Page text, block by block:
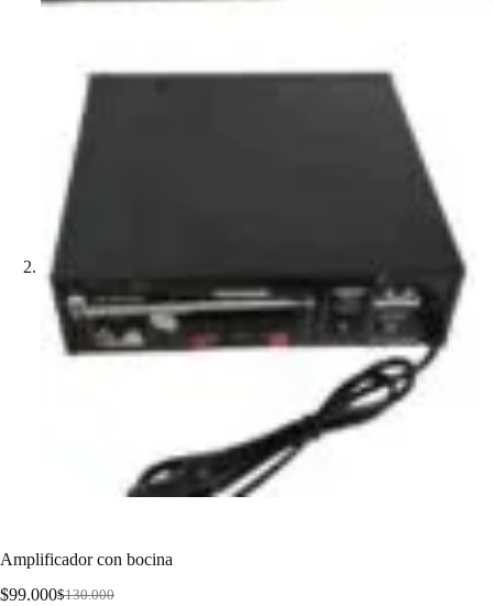
Amplificador con bocina
$130.000
$99.000